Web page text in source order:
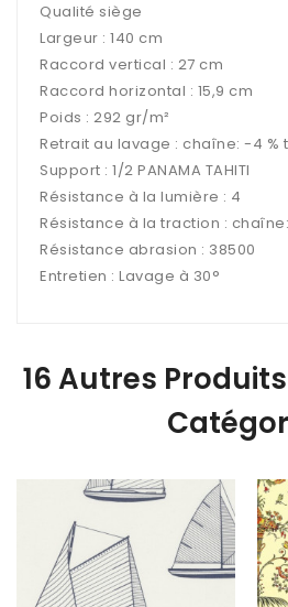
Qualité siège
Largeur : 140 cm
Raccord vertical : 27 cm
Raccord horizontal : ​​15,9 cm
Poids : 292 gr/m²
Retrait au lavage : chaîne: -4 %
Support : 1/2 PANAMA TAHITI
Résistance à la lumière : ​4
Résistance à la traction ​: ​ chaîne:
Résistance abrasion : 38500
Entretien : Lavage à 30°
16 Autres